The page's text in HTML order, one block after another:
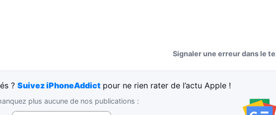
Signaler une erreur dans le
?Suivez iPhoneAddict pour ne rien rater de l’actu Apple !
plus aucune de nos publications :